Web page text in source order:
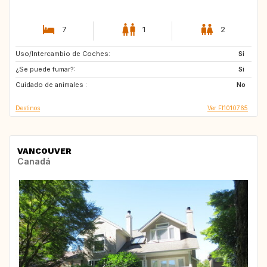
7 1 2
Uso/Intercambio de Coches:
Si
¿Se puede fumar?:
Si
Cuidado de animales :
No
SE
EE
DK
Destinos Ver FI1010765
VANCOUVER
Canadá